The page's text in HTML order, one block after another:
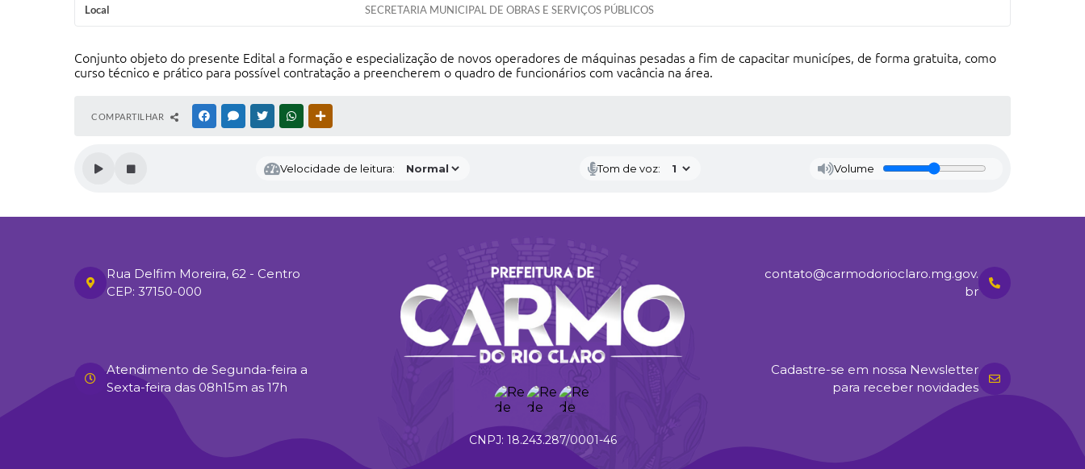
Local SECRETARIA MUNICIPAL DE OBRAS E SERVIÇOS PÚBLICOS
Conjunto objeto do presente Edital a formação e especialização de novos operadores de máquinas pesadas a fim de capacitar municípes, de forma gratuita, como
curso técnico e prático para possível contratação a preencherem o quadro de funcionários com vacância na área.
COMPARTILHAR FACEBOOKMESSENGER
TWITTERWHATSAPP
Velocidade de leitura: Tom de voz: Volume
Rua Delfim Moreira, 62 - Centro
CEP: 37150-000
contato@carmodorioclaro.mg.gov.
br
Atendimento de Segunda-feira a
Sexta-feira das 08h15m as 17h
18.243.287/0001-46
Cadastre-se em nossa Newsletter
para receber novidades